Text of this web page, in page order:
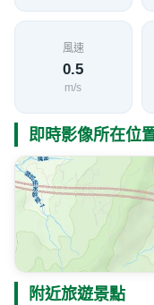
風速
0.5
m/s
即時影像所在位
附近旅遊景點